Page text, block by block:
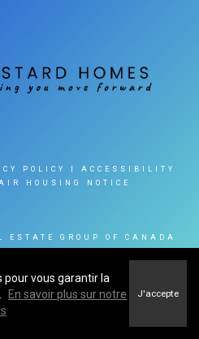
POLICY
ACCESSIBILITY
HOUSING NOTICE
GROUP OF CANADA
pour vous garantir la
En savoir plus sur notre
J'accepte